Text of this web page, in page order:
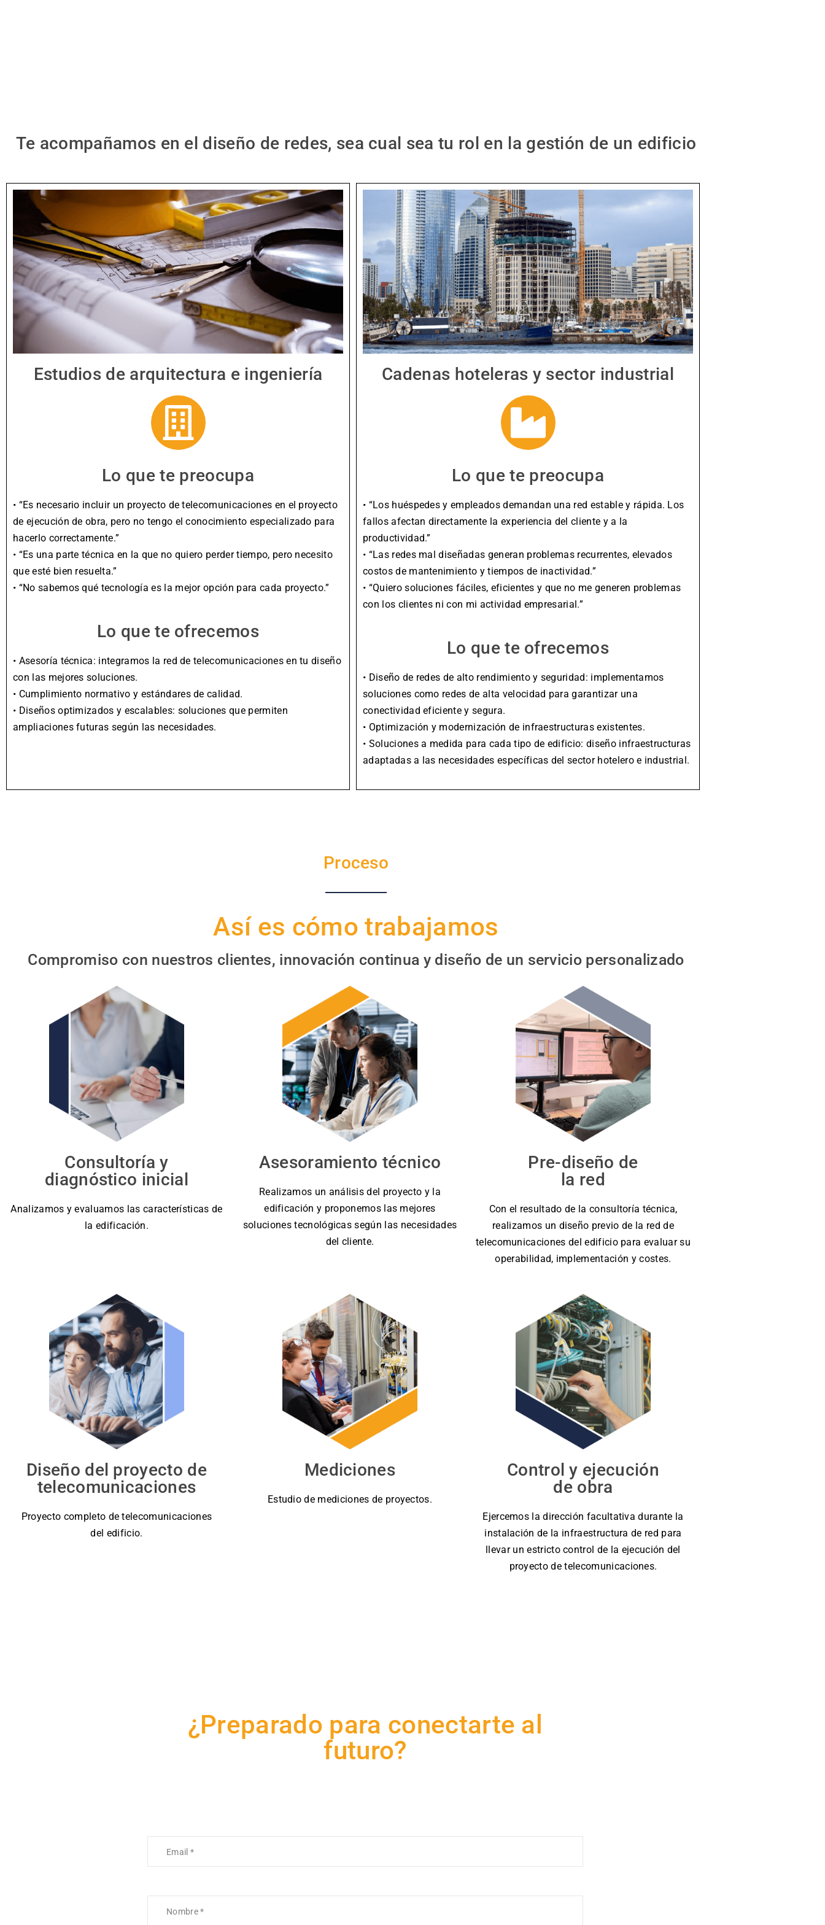
Te acompañamos en el diseño de redes, sea cual sea tu rol en la gestión de un edificio
Estudios de arquitectura e ingeniería
Lo que te preocupa
• “Es necesario incluir un proyecto de telecomunicaciones en el proyecto
de ejecución de obra, pero no tengo el conocimiento especializado para
hacerlo correctamente.”
• “Es una parte técnica en la que no quiero perder tiempo, pero necesito
que esté bien resuelta.”
• “No sabemos qué tecnología es la mejor opción para cada proyecto.”
Lo que te ofrecemos
• Asesoría técnica: integramos la red de telecomunicaciones en tu diseño
con las mejores soluciones.
• Cumplimiento normativo y estándares de calidad.
• Diseños optimizados y escalables: soluciones que permiten
ampliaciones futuras según las necesidades.
Cadenas hoteleras y sector industrial
Lo que te preocupa
• “Los huéspedes y empleados demandan una red estable y rápida. Los
fallos afectan directamente la experiencia del cliente y a la
productividad.”
• “Las redes mal diseñadas generan problemas recurrentes, elevados
costos de mantenimiento y tiempos de inactividad.”
• “Quiero soluciones fáciles, eficientes y que no me generen problemas
con los clientes ni con mi actividad empresarial.”
Lo que te ofrecemos
• Diseño de redes de alto rendimiento y seguridad: implementamos
soluciones como redes de alta velocidad para garantizar una
conectividad eficiente y segura.
• Optimización y modernización de infraestructuras existentes.
• Soluciones a medida para cada tipo de edificio: diseño infraestructuras
adaptadas a las necesidades específicas del sector hotelero e industrial.
Proceso
Así es cómo trabajamos
Compromiso con nuestros clientes, innovación continua y diseño de un servicio personalizado
Consultoría y
diagnóstico inicial
Analizamos y evaluamos las características de
la edificación.
Asesoramiento técnico
Realizamos un análisis del proyecto y la
edificación y proponemos las mejores
soluciones tecnológicas según las necesidades
del cliente.
Pre-diseño de
la red
Con el resultado de la consultoría técnica,
realizamos un diseño previo de la red de
telecomunicaciones del edificio para evaluar su
operabilidad, implementación y costes.
Diseño del proyecto de
telecomunicaciones
Proyecto completo de telecomunicaciones
del edificio.
Mediciones
Estudio de mediciones de proyectos.
Control y ejecución
de obra
Ejercemos la dirección facultativa durante la
instalación de la infraestructura de red para
llevar un estricto control de la ejecución del
proyecto de telecomunicaciones.
¿Preparado para conectarte al
futuro?